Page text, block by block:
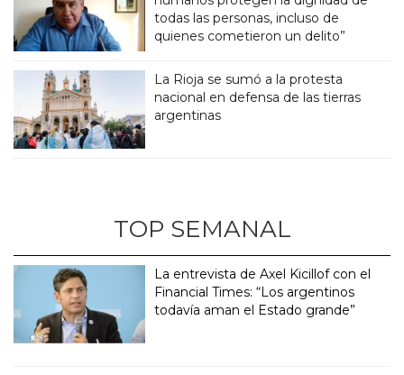
todas las personas, incluso de
quienes cometieron un delito”
La Rioja se sumó a la protesta
nacional en defensa de las tierras
argentinas
TOP SEMANAL
La entrevista de Axel Kicillof con el
Financial Times: “Los argentinos
todavía aman el Estado grande”